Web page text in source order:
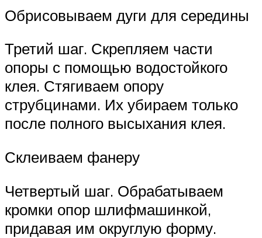
Обрисовываем дуги для середины
Третий шаг. Скрепляем части
опоры с помощью водостойкого
клея. Стягиваем опору
струбцинами. Их убираем только
после полного высыхания клея.
Склеиваем фанеру
Четвертый шаг. Обрабатываем
кромки опор шлифмашинкой,
придавая им округлую форму.